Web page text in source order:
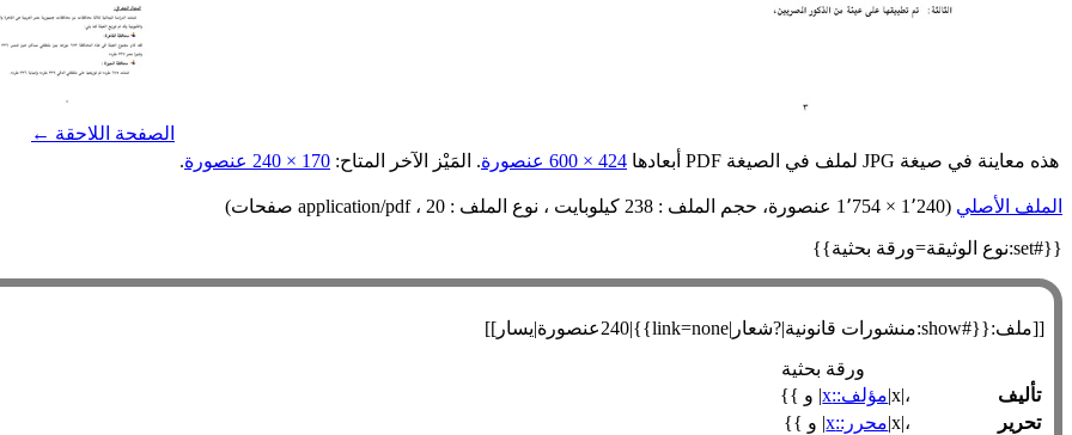
هذه معاينة في صيغة JPG لملف في الصيغة PDF أبعادها 424 × 600 عنصورة . المَيْز الآخر المتاح: 170 × 240 عنصورة .
الصفحة اللاحقة ←
الملف الأصلي (1٬240 × 1٬754 عنصورة، حجم الملف : 238 كيلوبايت ، نوع الملف : application/pdf، 20 صفحات)
{{#set:نوع الوثيقة=ورقة بحثية}}
[[ملف:{{#show:منشورات قانونية|?شعار|link=none}}|240عنصورة|يسار]]
ورقة بحثية
تأليف
،|x| مؤلف::x | و }}
تحرير
،|x| محرر::x | و }}